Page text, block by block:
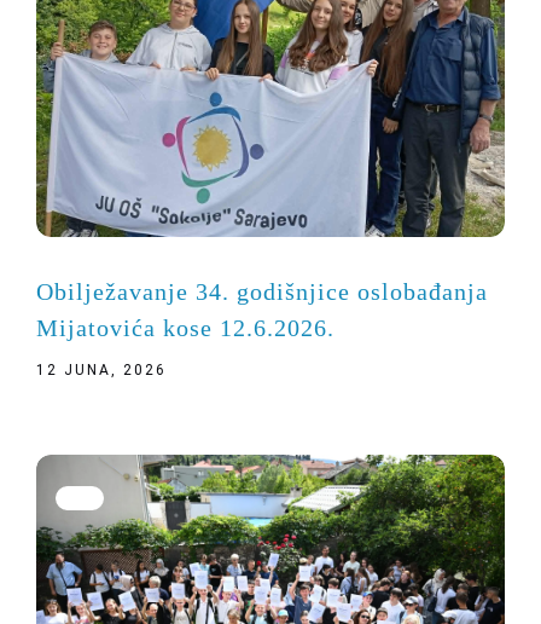
Obilježavanje 34. godišnjice oslobađanja
Mijatovića kose 12.6.2026.
12 JUNA, 2026